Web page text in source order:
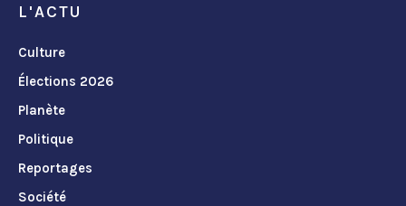
L'ACTU
Culture
Élections 2026
Planète
Politique
Reportages
Société